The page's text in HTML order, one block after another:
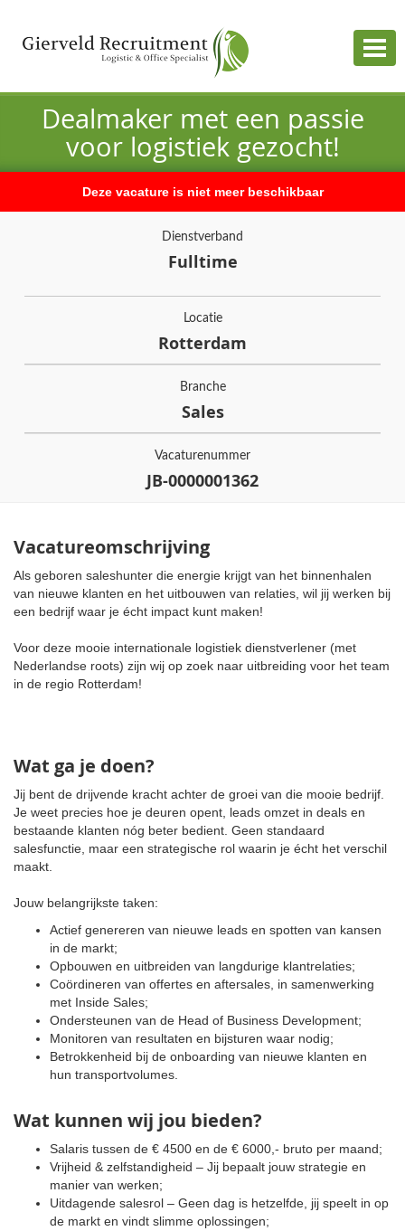
Dealmaker met een passie
voor logistiek gezocht!
Deze vacature is niet meer beschikbaar
Dienstverband
Fulltime
Locatie
Rotterdam
Branche
Sales
Vacaturenummer
JB-0000001362
Vacatureomschrijving
Als geboren saleshunter die energie krijgt van het binnenhalen
van nieuwe klanten en het uitbouwen van relaties, wil jij werken bij
een bedrijf waar je écht impact kunt maken!
Voor deze mooie internationale logistiek dienstverlener (met
Nederlandse roots) zijn wij op zoek naar uitbreiding voor het team
in de regio Rotterdam!
Wat ga je doen?
Jij bent de drijvende kracht achter de groei van die mooie bedrijf.
Je weet precies hoe je deuren opent, leads omzet in deals en
bestaande klanten nóg beter bedient. Geen standaard
salesfunctie, maar een strategische rol waarin je écht het verschil
maakt.
Jouw belangrijkste taken:
Actief genereren van nieuwe leads en spotten van kansen
in de markt;
Opbouwen en uitbreiden van langdurige klantrelaties;
Coördineren van offertes en aftersales, in samenwerking
met Inside Sales;
Ondersteunen van de Head of Business Development;
Monitoren van resultaten en bijsturen waar nodig;
Betrokkenheid bij de onboarding van nieuwe klanten en
hun transportvolumes.
Wat kunnen wij jou bieden?
Salaris tussen de € 4500 en de € 6000,- bruto per maand;
Vrijheid & zelfstandigheid – Jij bepaalt jouw strategie en
manier van werken;
Uitdagende salesrol – Geen dag is hetzelfde, jij speelt in op
de markt en vindt slimme oplossingen;